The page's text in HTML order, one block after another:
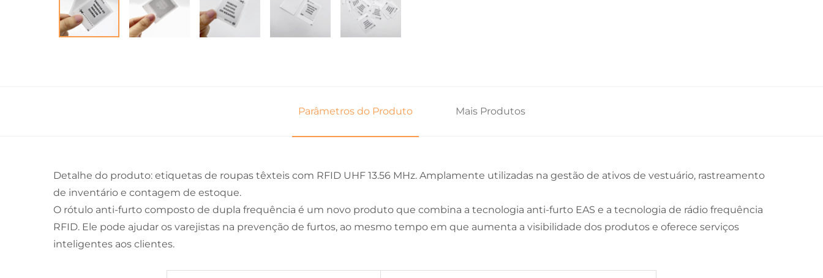
Parâmetros do Produto Mais Produtos
Detalhe do produto: etiquetas de roupas têxteis com RFID UHF 13.56 MHz. Amplamente utilizadas na gestão de ativos de vestuário, rastreamento
de inventário e contagem de estoque.
O rótulo anti-furto composto de dupla frequência é um novo produto que combina a tecnologia anti-furto EAS e a tecnologia de rádio frequência
RFID. Ele pode ajudar os varejistas na prevenção de furtos, ao mesmo tempo em que aumenta a visibilidade dos produtos e oferece serviços
inteligentes aos clientes.